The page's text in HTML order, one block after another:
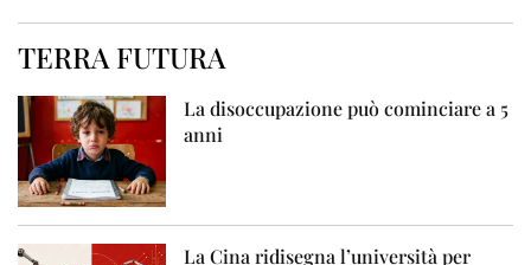
TERRA FUTURA
La disoccupazione può cominciare a 5
anni
La Cina ridisegna l’università per